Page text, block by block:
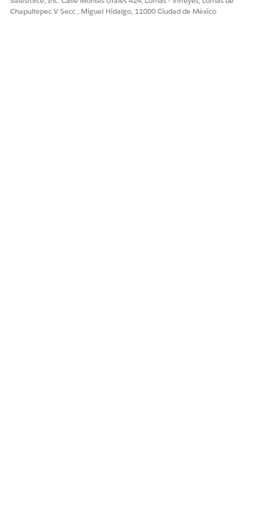
CONSULTE TAMBIÉN:
Chapultepec V Secc., Miguel Hidalgo, 11000 Ciudad de México